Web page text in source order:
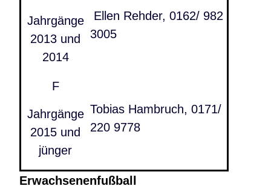
Jahrgänge
2013 und
2014
Ellen Rehder, 0162/ 982
3005
F
Jahrgänge
2015 und
jünger
Tobias Hambruch, 0171/
220 9778
Erwachsenenfußball